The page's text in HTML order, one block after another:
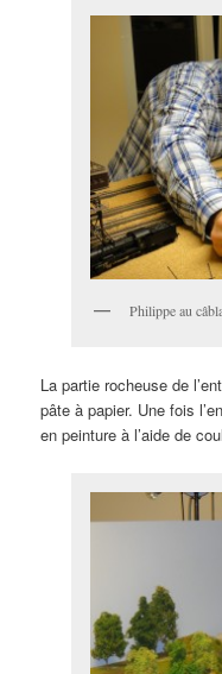
Philippe au
La partie rocheuse de
pâte à papier. Une fois
en peinture à l’aide de